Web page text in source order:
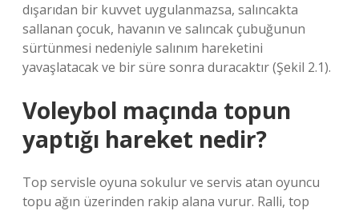
dışarıdan bir kuvvet uygulanmazsa, salıncakta
sallanan çocuk, havanın ve salıncak çubuğunun
sürtünmesi nedeniyle salınım hareketini
yavaşlatacak ve bir süre sonra duracaktır (Şekil 2.1).
Voleybol maçında topun
yaptığı hareket nedir?
Top servisle oyuna sokulur ve servis atan oyuncu
topu ağın üzerinden rakip alana vurur. Ralli, top